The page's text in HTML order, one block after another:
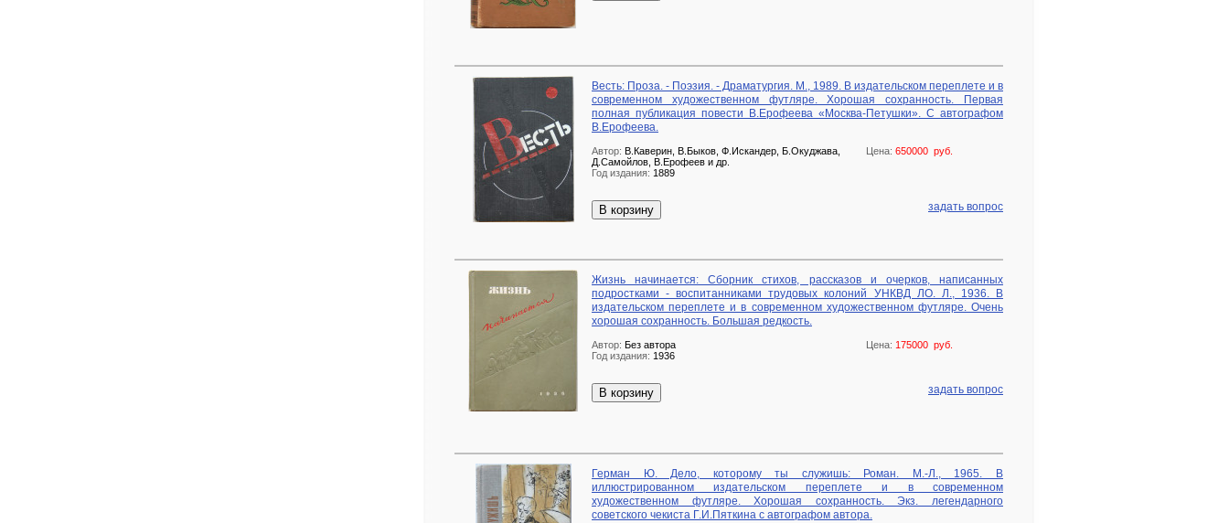
Весть: Проза. - Поэзия. - Драматургия. М., 1989. В издательском переплете и в
современном художественном футляре. Хорошая сохранность. Первая
полная публикация повести В.Ерофеева «Москва-Петушки». С автографом
В.Ерофеева.
Цена: 650000 руб.
Автор: В.Каверин, В.Быков, Ф.Искандер, Б.Окуджава,
Д.Самойлов, В.Ерофеев и др.
Год издания: 1889
В корзину задать вопрос
Жизнь начинается: Сборник стихов, рассказов и очерков, написанных
подростками - воспитанниками трудовых колоний УНКВД ЛО. Л., 1936. В
издательском переплете и в современном художественном футляре. Очень
хорошая сохранность. Большая редкость.
Цена: 175000 руб.
Автор: Без автора
Год издания: 1936
В корзину задать вопрос
Герман Ю. Дело, которому ты служишь: Роман. М.-Л., 1965. В
иллюстрированном издательском переплете и в современном
художественном футляре. Хорошая сохранность. Экз. легендарного
советского чекиста Г.И.Пяткина с автографом автора.